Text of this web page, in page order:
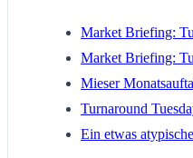
Market Briefing:
Market Briefing:
Mieser
Turnaround
Ein etwas